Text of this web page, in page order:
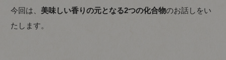
今回は、 美味しい香りの元となる2つの化合物のお話しをい
たします。